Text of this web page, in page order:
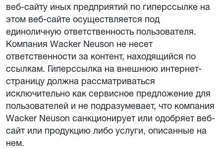
веб-сайту иных предприятий по гиперссылке на
этом веб-сайте осуществляется под
единоличную ответственность пользователя.
Компания Wacker Neuson не несет
ответственности за контент, находящийся по
ссылкам. Гиперссылка на внешнюю интернет-
страницу должна рассматриваться
исключительно как сервисное предложение для
пользователей и не подразумевает, что компания
Wacker Neuson санкционирует или одобряет веб-
сайт или продукцию либо услуги, описанные на
нем.